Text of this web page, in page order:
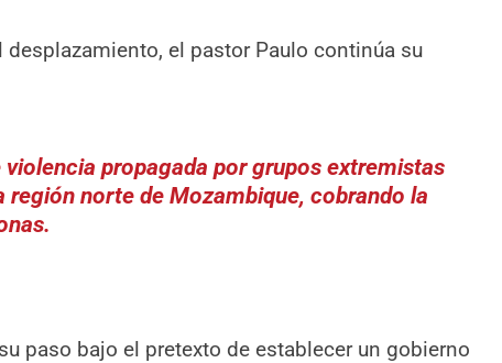
el pastor Paulo continúa su
violencia propagada por grupos extremistas
región norte de Mozambique, cobrando la
paso bajo el pretexto de establecer un gobierno